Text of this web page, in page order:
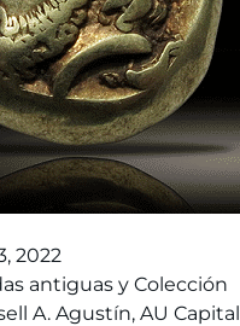
2022
antiguas y Colección
A. Agustín, AU Capital